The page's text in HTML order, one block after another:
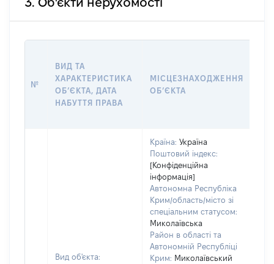
№
ВИД ТА
ХАРАКТЕРИСТИКА
ОБʼЄКТА, ДАТА
НАБУТТЯ ПРАВА
МІСЦЕЗНАХОДЖЕННЯ
ОБʼЄКТА
Вид об'єкта:
Країна: Україна
Поштовий індекс:
[Конфіденційна
інформація]
Автономна Республіка
Крим/область/місто зі
спеціальним статусом:
Миколаївська
Район в області та
Автономній Республіці
Крим: Миколаївський